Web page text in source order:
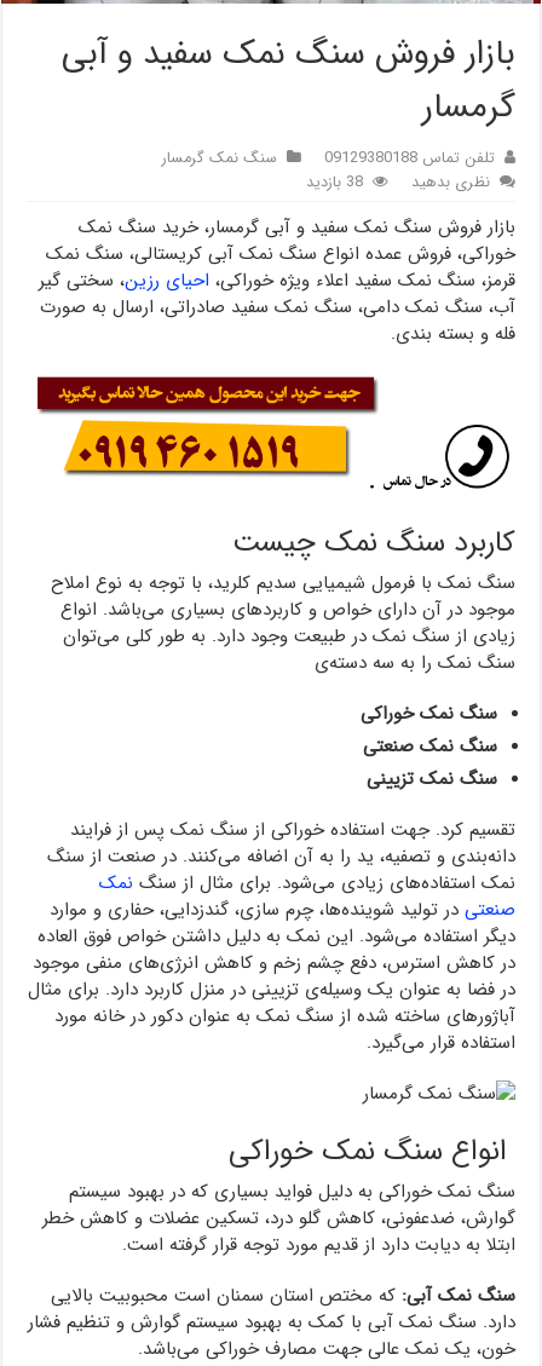
بازار فروش سنگ نمک سفید و آبی
گرمسار
تلفن تماس 09129380188
سنگ نمک گرمسار
نظری بدهید
38 بازدید
بازار فروش سنگ نمک سفید و آبی گرمسار، خرید سنگ نمک
خوراکی، فروش عمده انواع سنگ نمک آبی کریستالی، سنگ نمک
قرمز، سنگ نمک سفید اعلاء ویژه خوراکی، احیای رزین، سختی گیر
آب، سنگ نمک دامی، سنگ نمک سفید صادراتی، ارسال به صورت
فله و بسته بندی.
کاربرد سنگ نمک چیست
سنگ نمک با فرمول شیمیایی سدیم کلرید، با توجه به نوع املاح
موجود در آن دارای خواص و کاربردهای بسیاری می‌باشد. انواع
زیادی از سنگ نمک در طبیعت وجود دارد. به طور کلی می‌توان
سنگ نمک را به سه دسته‌ی
سنگ نمک خوراکی
سنگ نمک صنعتی
سنگ نمک تزیینی
تقسیم کرد. جهت استفاده خوراکی از سنگ نمک پس از فرایند
دانه‌بندی و تصفیه، ید را به آن اضافه می‌کنند. در صنعت از سنگ
نمک استفاده‌های زیادی می‌شود. برای مثال از سنگ نمک
صنعتی در تولید شوینده‌ها، چرم سازی، گندزدایی، حفاری و موارد
دیگر استفاده می‌شود. این نمک به دلیل داشتن خواص فوق العاده‌
در کاهش استرس، دفع چشم زخم و کاهش انرژی‌های منفی موجود
در فضا به عنوان یک وسیله‌ی تزیینی در منزل کاربرد دارد. برای مثال
آباژورهای ساخته شده از سنگ نمک به عنوان دکور در خانه مورد
استفاده قرار می‌گیرد.
انواع سنگ نمک خوراکی
سنگ نمک خوراکی به دلیل فواید بسیاری که در بهبود سیستم
گوارش، ضدعفونی، کاهش گلو درد، تسکین عضلات و کاهش خطر
ابتلا به دیابت دارد از قدیم مورد توجه قرار گرفته است.
سنگ نمک آبی: که مختص استان سمنان است محبوبیت بالایی
دارد. سنگ نمک آبی با کمک به بهبود سیستم گوارش و تنظیم فشار
خون، یک نمک عالی جهت مصارف خوراکی می‌باشد.